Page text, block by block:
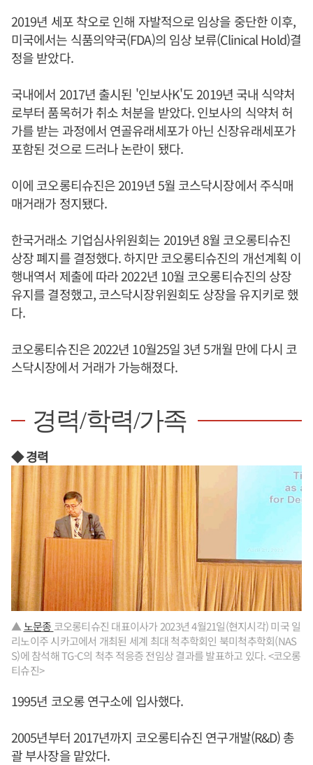
2019년 세포 착오로 인해 자발적으로 임상을 중단한 이후,
미국에서는 식품의약국(FDA)의 임상 보류(Clinical Hold)결
정을 받았다.
국내에서 2017년 출시된 '인보사K'도 2019년 국내 식약처
로부터 품목허가 취소 처분을 받았다. 인보사의 식약처 허
가를 받는 과정에서 연골유래세포가 아닌 신장유래세포가
포함된 것으로 드러나 논란이 됐다.
이에 코오롱티슈진은 2019년 5월 코스닥시장에서 주식매
매거래가 정지됐다.
한국거래소 기업심사위원회는 2019년 8월 코오롱티슈진
상장 폐지를 결정했다. 하지만 코오롱티슈진의 개선계획 이
행내역서 제출에 따라 2022년 10월 코오롱티슈진의 상장
유지를 결정했고, 코스닥시장위원회도 상장을 유지키로 했
다.
코오롱티슈진은 2022년 10월25일 3년 5개월 만에 다시 코
스닥시장에서 거래가 가능해졌다.
경력/학력/가족
◆ 경력
▲노문종 코오롱티슈진 대표이사가 2023년 4월21일(현지시각) 미국 일
리노이주 시카고에서 개최된 세계 최대 척추학회인 북미척추학회(NAS
S)에 참석해 TG-C의 척추 적응증 전임상 결과를 발표하고 있다. <코오롱
티슈진>
1995년 코오롱 연구소에 입사했다.
2005년부터 2017년까지 코오롱티슈진 연구개발(R&D) 총
괄 부사장을 맡았다.